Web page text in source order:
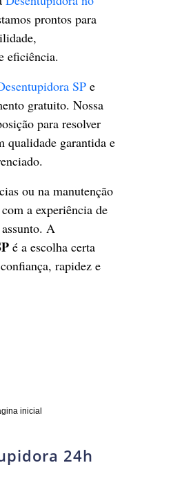
prontos para
eficiência.
SP e
gratuito. Nossa
para resolver
qualidade garantida e
ou na manutenção
a experiência de
A
é a escolha certa
rapidez e
inicial
24h